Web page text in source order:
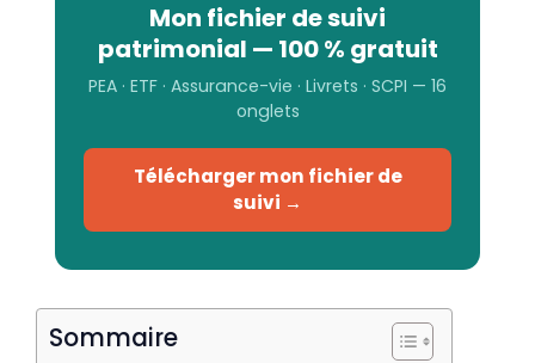
Mon fichier de suivi
patrimonial — 100 % gratuit
PEA · ETF · Assurance-vie · Livrets · SCPI — 16
onglets
Télécharger mon fichier de
suivi →
Sommaire